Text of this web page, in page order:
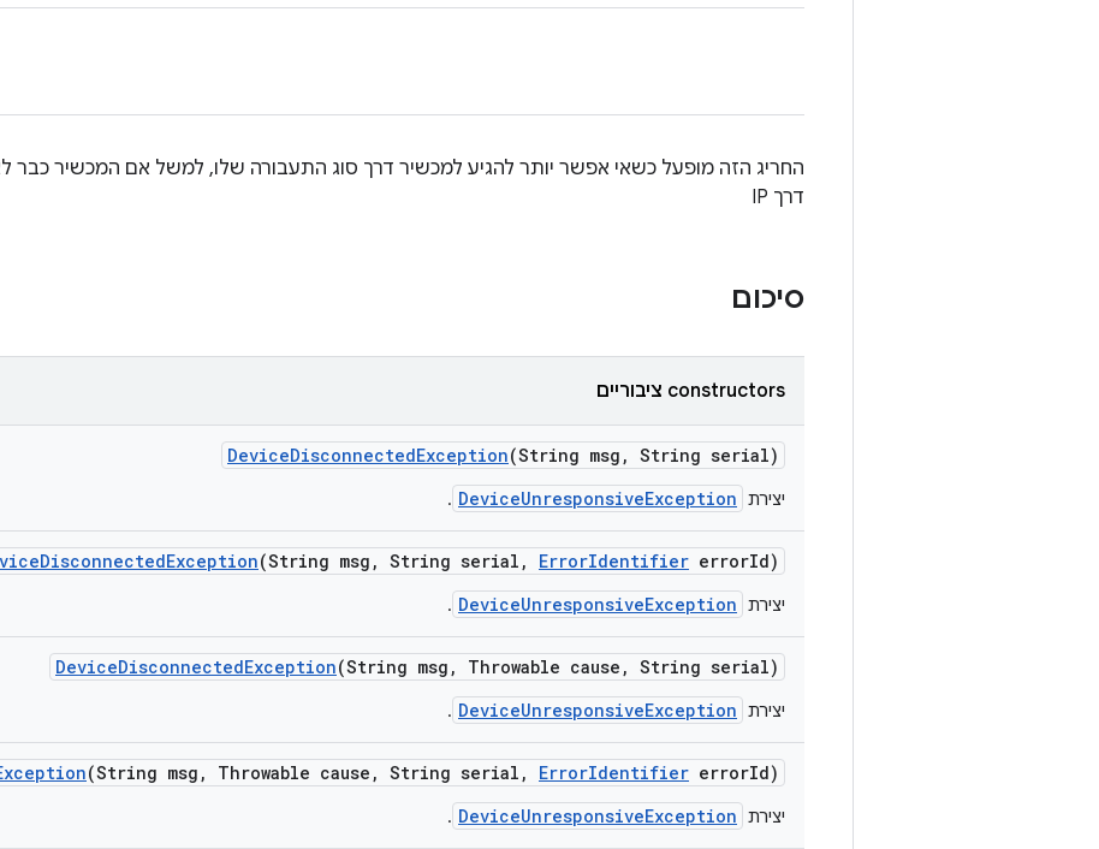
דרך IP
סיכום
‫constructors ציבוריים
DeviceDisconnectedException(String msg , String serial)
יצירת DeviceUnresponsiveException
.
DisconnectedException(String msg , String serial , ErrorIdentifier errorId)
יצירת DeviceUnresponsiveException
.
DeviceDisconnectedException(String msg , Throwable cause , String serial)
יצירת DeviceUnresponsiveException
.
(String msg , Throwable cause , String serial , ErrorIdentifier errorId)
יצירת DeviceUnresponsiveException
.